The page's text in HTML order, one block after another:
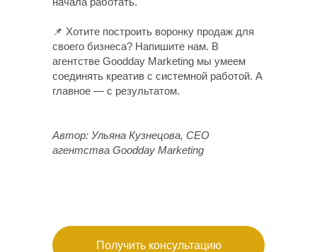
📌 Хотите построить воронку продаж для
своего бизнеса? Напишите нам. В
агентстве Goodday Marketing мы умеем
соединять креатив с системной работой. А
главное — с результатом.
Автор: Ульяна Кузнецова, CEO
агентства Goodday Marketing
Получить консультацию